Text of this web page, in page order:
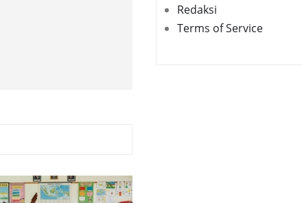
Redaksi
Terms of Service